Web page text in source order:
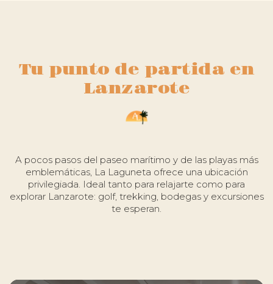
Tu punto de partida en
Lanzarote
A pocos pasos del paseo marítimo y de las playas más
emblemáticas, La Laguneta ofrece una ubicación
privilegiada. Ideal tanto para relajarte como para
explorar Lanzarote: golf, trekking, bodegas y excursiones
te esperan.